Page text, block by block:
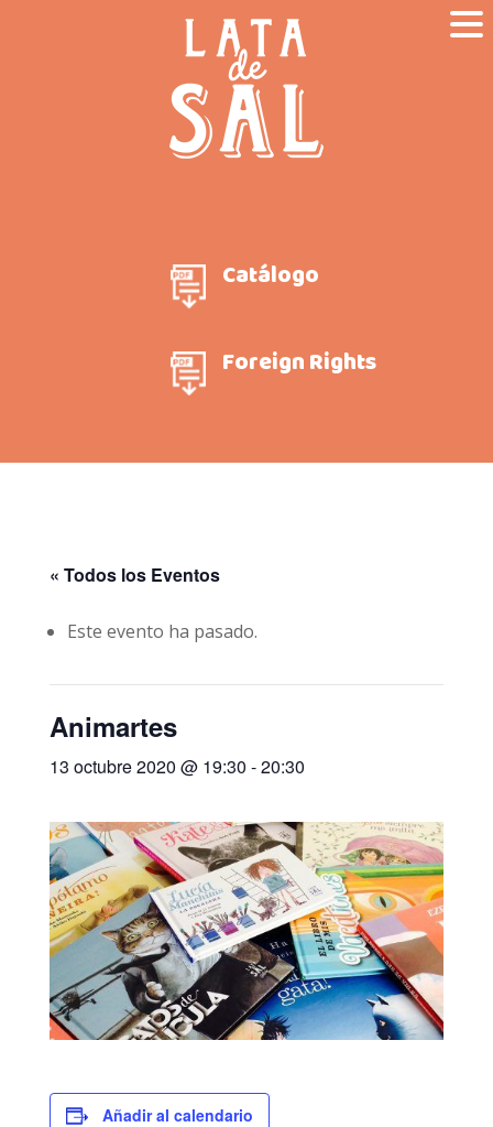
Catálogo
Foreign Rights
« Todos los Eventos
Este evento ha pasado.
Animartes
13 octubre 2020 @ 19:30 -20:30
Añadir al calendario